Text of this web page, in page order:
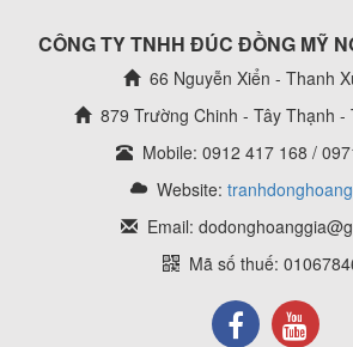
CÔNG TY TNHH ĐÚC ĐỒNG MỸ
66 Nguyễn Xiển - Thanh
879 Trường Chinh - Tây Thạnh -
Mobile: 0912 417 168 /
Website:
Email:
Mã số thuế: